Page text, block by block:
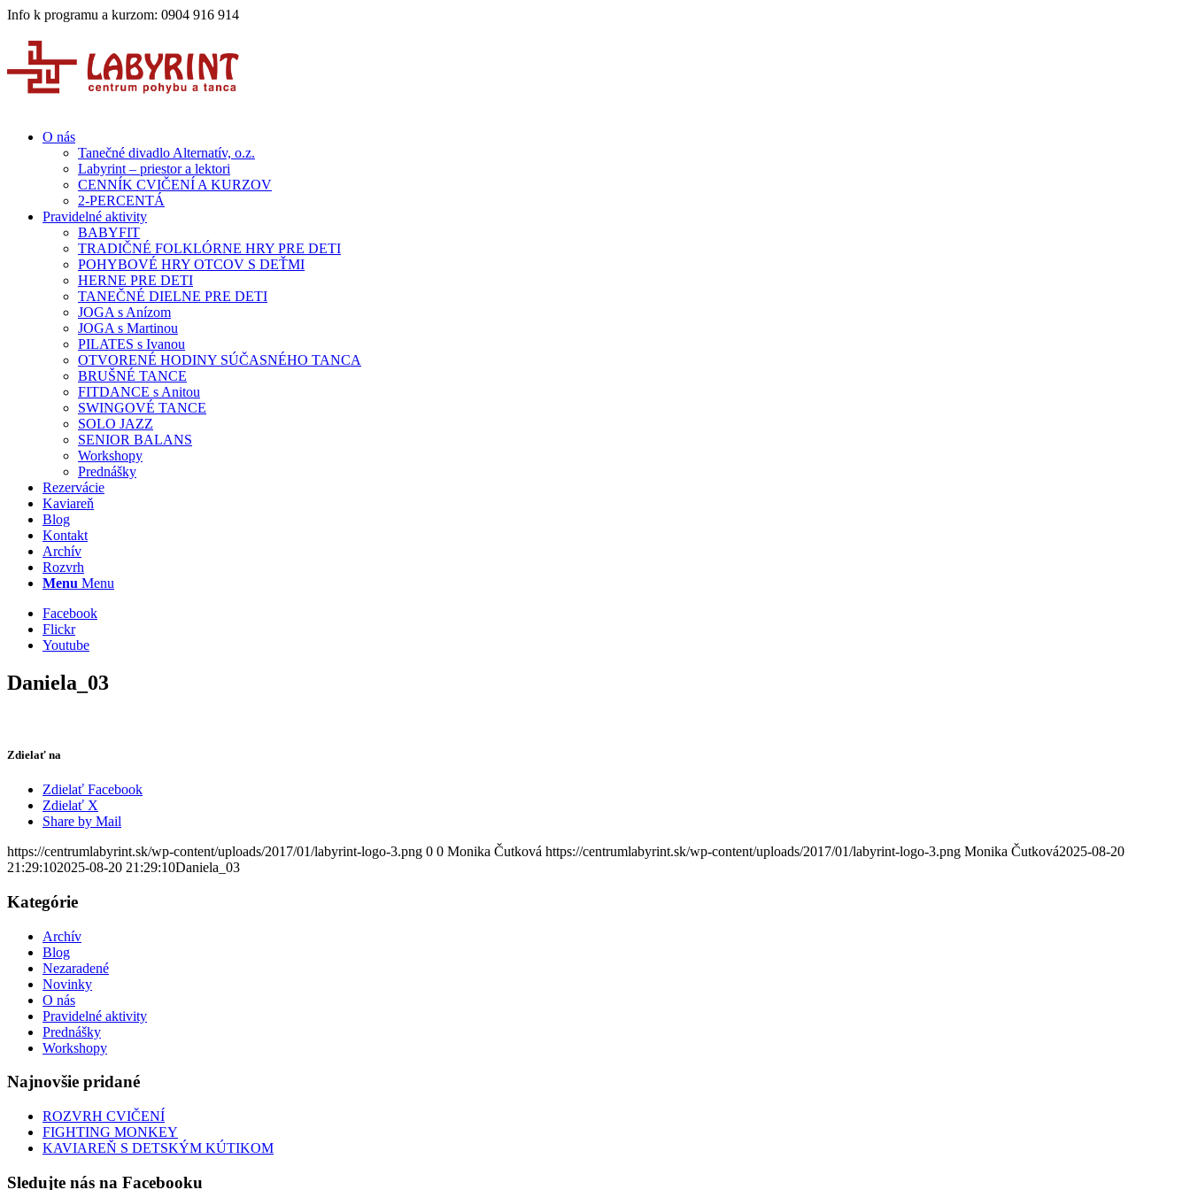
Info k programu a kurzom: 0904 916 914
O nás
Tanečné divadlo Alternatív, o.z.
Labyrint – priestor a lektori
CENNÍK CVIČENÍ A KURZOV
2-PERCENTÁ
Pravidelné aktivity
BABYFIT
TRADIČNÉ FOLKLÓRNE HRY PRE DETI
POHYBOVÉ HRY OTCOV S DEŤMI
HERNE PRE DETI
TANEČNÉ DIELNE PRE DETI
JOGA s Anízom
JOGA s Martinou
PILATES s Ivanou
OTVORENÉ HODINY SÚČASNÉHO TANCA
BRUŠNÉ TANCE
FITDANCE s Anitou
SWINGOVÉ TANCE
SOLO JAZZ
SENIOR BALANS
Workshopy
Prednášky
Rezervácie
Kaviareň
Blog
Kontakt
Archív
Rozvrh
Menu Menu
Facebook
Flickr
Youtube
Daniela_03
Zdielať na
Zdielať Facebook
Zdielať X
Share by Mail
https://centrumlabyrint.sk/wp-content/uploads/2017/01/labyrint-logo-3.png 0 0 Monika Čutková https://centrumlabyrint.sk/wp-content/uploads/2017/01/labyrint-logo-3.png Monika Čutková2025-08-20
21:29:102025-08-20 21:29:10Daniela_03
Kategórie
Archív
Blog
Nezaradené
Novinky
O nás
Pravidelné aktivity
Prednášky
Workshopy
Najnovšie pridané
ROZVRH CVIČENÍ
FIGHTING MONKEY
KAVIAREŇ S DETSKÝM KÚTIKOM
Sledujte nás na Facebooku